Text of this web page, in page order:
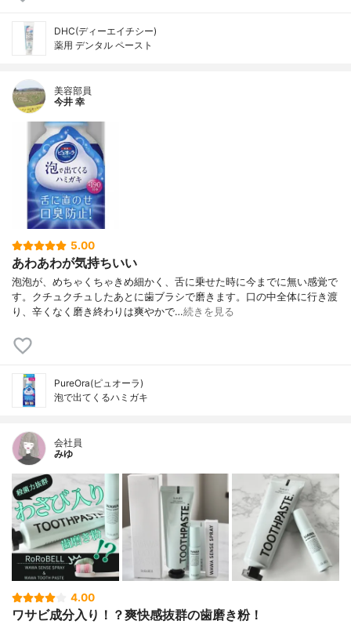
DHC(ディーエイチシー)
薬用 デンタル ペースト
美容部員
今井 幸
5.00
あわあわが気持ちいい
泡泡が、めちゃくちゃきめ細かく、舌に乗せた時に今までに無い感覚で
す。クチュクチュしたあとに歯ブラシで磨きます。口の中全体に行き渡
り、辛くなく磨き終わりは爽やかで…続きを見る
PureOra(ピュオーラ)
泡で出てくるハミガキ
会社員
みゆ
4.00
ワサビ成分入り！？爽快感抜群の歯磨き粉！